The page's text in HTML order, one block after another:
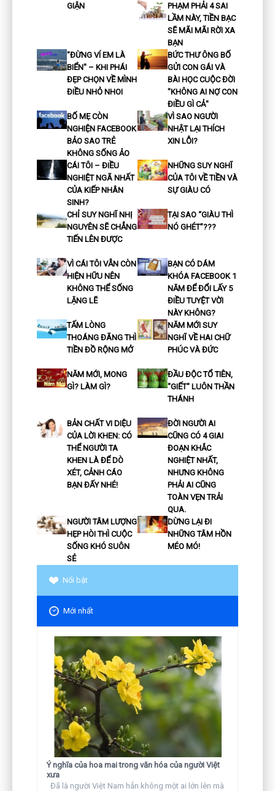
GIẬN
PHẠM PHẢI 4 SAI
LẦM NÀY, TIỀN BẠC
SẼ MÃI MÃI RỜI XA
BẠN
"ĐỪNG VÍ EM LÀ
BIỂN" – KHI PHÁI
ĐẸP CHỌN VỀ MÌNH
ĐIỀU NHỎ NHOI
BỨC THƯ ÔNG BỐ
GỬI CON GÁI VÀ
BÀI HỌC CUỘC ĐỜI
"KHÔNG AI NỢ CON
ĐIỀU GÌ CẢ"
BỐ MẸ CÒN
NGHIỆN FACEBOOK
BẢO SAO TRẺ
KHÔNG SỐNG ẢO
VÌ SAO NGƯỜI
NHẬT LẠI THÍCH
XIN LỖI?
CÁI TÔI – ĐIỀU
NGHIỆT NGÃ NHẤT
CỦA KIẾP NHÂN
SINH?
NHỮNG SUY NGHĨ
CỦA TÔI VỀ TIỀN VÀ
SỰ GIÀU CÓ
CHỈ SUY NGHĨ NHỊ
NGUYÊN SẼ CHẲNG
TIẾN LÊN ĐƯỢC
TẠI SAO “GIÀU THÌ
NÓ GHÉT”???
VÌ CÁI TÔI VẪN CÒN
HIỆN HỮU NÊN
KHÔNG THỂ SỐNG
LẶNG LẼ
BẠN CÓ DÁM
KHÓA FACEBOOK 1
NĂM ĐỂ ĐỔI LẤY 5
ĐIỀU TUYỆT VỜI
NÀY KHÔNG?
TẤM LÒNG
THOÁNG ĐÃNG THÌ
TIỀN ĐỒ RỘNG MỞ
NĂM MỚI SUY
NGHĨ VỀ HAI CHỮ
PHÚC VÀ ĐỨC
NĂM MỚI, MONG
GÌ? LÀM GÌ?
ĐẦU ĐỘC TỔ TIÊN,
"GIẾT" LUÔN THẦN
THÁNH
BẢN CHẤT VI DIỆU
CỦA LỜI KHEN: CÓ
THỂ NGƯỜI TA
KHEN LÀ ĐỂ DÒ
XÉT, CẢNH CÁO
BẠN ĐẤY NHÉ!
ĐỜI NGƯỜI AI
CŨNG CÓ 4 GIAI
ĐOẠN KHẮC
NGHIỆT NHẤT,
NHƯNG KHÔNG
PHẢI AI CŨNG
TOÀN VẸN TRẢI
QUA.
NGƯỜI TÂM LƯỢNG
HẸP HÒI THÌ CUỘC
SỐNG KHÓ SUÔN
SẺ
DỪNG LẠI ĐI
NHỮNG TÂM HỒN
MÉO MÓ!
Nổi bật
Mới nhất
Ý nghĩa của hoa mai trong văn hóa của người Việt
xưa
Đã là người Việt Nam hẳn không một ai lớn lên mà